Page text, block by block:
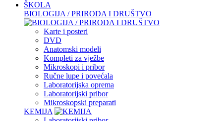
ŠKOLA
BIOLOGIJA / PRIRODA I DRUŠTVO
Karte i posteri
DVD
Anatomski modeli
Kompleti za vježbe
Mikroskopi i pribor
Ručne lupe i povećala
Laboratorijska oprema
Laboratorijski pribor
Mikroskopski preparati
KEMIJA